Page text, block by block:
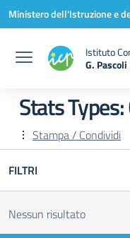
Vai ai contenuti
Vai al menu di navigazione
Vai al footer
Ministero dell'Istruzione e
Istituto
G. Pascoli
Stats Types:
Stampa / Condividi
FILTRI
Nessun risultato